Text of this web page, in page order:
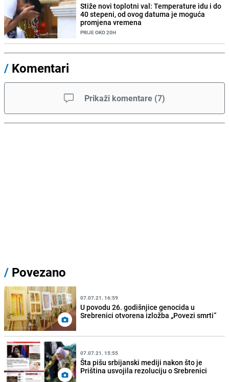
Stiže novi toplotni val: Temperature idu i do
40 stepeni, od ovog datuma je moguća
promjena vremena
PRIJE OKO 20H
/ Komentari
Prikaži komentare (7)
/ Povezano
07.07.21. 16:59
U povodu 26. godišnjice genocida u
Srebrenici otvorena izložba „Povezi smrti“
07.07.21. 15:55
Šta pišu srbijanski mediji nakon što je
Priština usvojila rezoluciju o Srebrenici